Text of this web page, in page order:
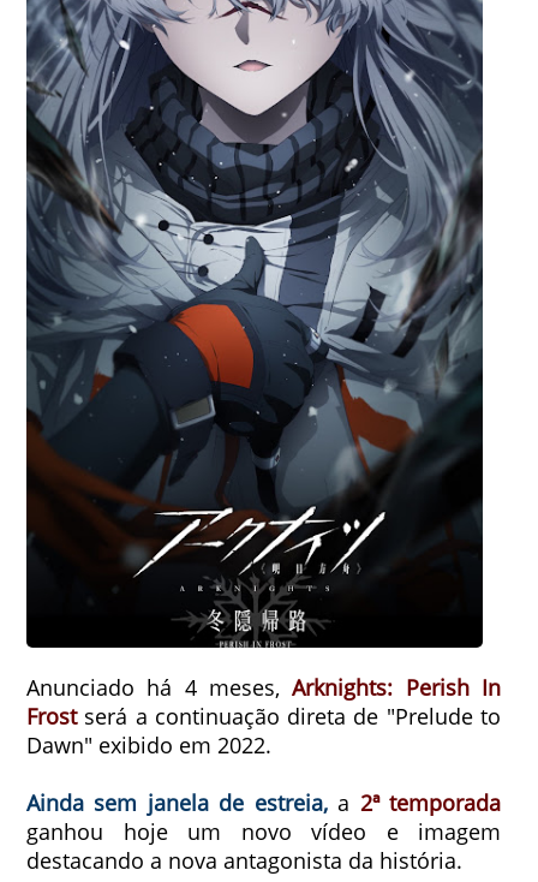
Anunciado há 4 meses,Arknights: Perish In
Frostserá a continuação direta de "Prelude to
Dawn" exibido em 2022.
Ainda sem janela de estreia,a 2ª temporada
ganhou hoje um novo vídeo e imagem
destacando a nova antagonista da história.